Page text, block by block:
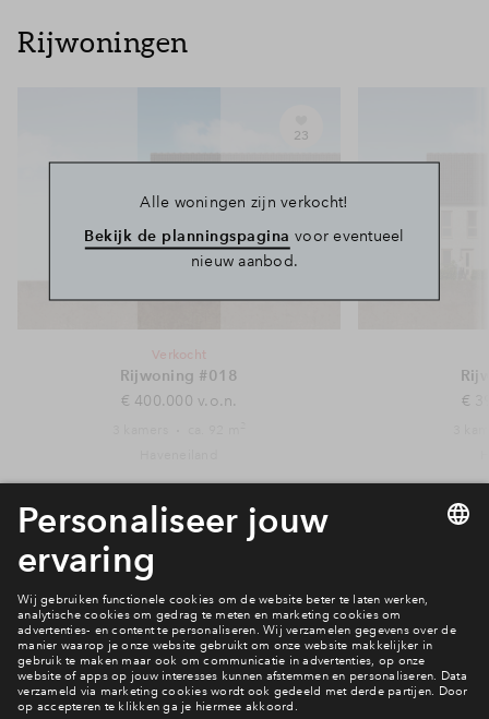
Rijwoningen
23
Verkocht
Rijwoning #018
€ 400.000 v.o.n.
€
Alle woningen zijn verkocht!
Bekijk de planningspagina voor eventueel
nieuw aanbod.
Wonen in Haveneiland?
Bekijk het woningaanbod